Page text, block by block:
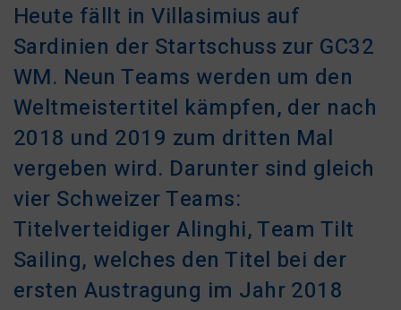
Heute fällt in Villasimius auf
Sardinien der Startschuss zur GC32
WM. Neun Teams werden um den
Weltmeistertitel kämpfen, der nach
2018 und 2019 zum dritten Mal
vergeben wird. Darunter sind gleich
vier Schweizer Teams:
Titelverteidiger Alinghi, Team Tilt
Sailing, welches den Titel bei der
ersten Austragung im Jahr 2018